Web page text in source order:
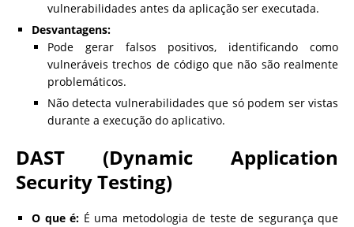
vulnerabilidades antes da aplicação ser executada.
Desvantagens:
Pode gerar falsos positivos, identificando como
vulneráveis trechos de código que não são realmente
problemáticos.
Não detecta vulnerabilidades que só podem ser vistas
durante a execução do aplicativo.
DAST (Dynamic Application
Security Testing)
O que é: É uma metodologia de teste de segurança que